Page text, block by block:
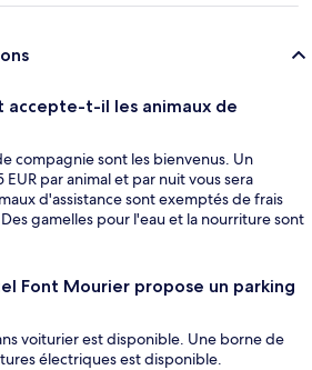
accepte-t-il les animaux de
compagnie sont les bienvenus. Un
par animal et par nuit vous sera
d'assistance sont exemptés de frais
gamelles pour l'eau et la nourriture sont
Font Mourier propose un parking
voiturier est disponible. Une borne de
électriques est disponible.